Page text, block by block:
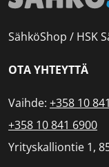
SähköShop / HSK
OTA YHTEYTTÄ
Vaihde: +358 10
+358 10 841 6900
Yrityskalliontie 1,